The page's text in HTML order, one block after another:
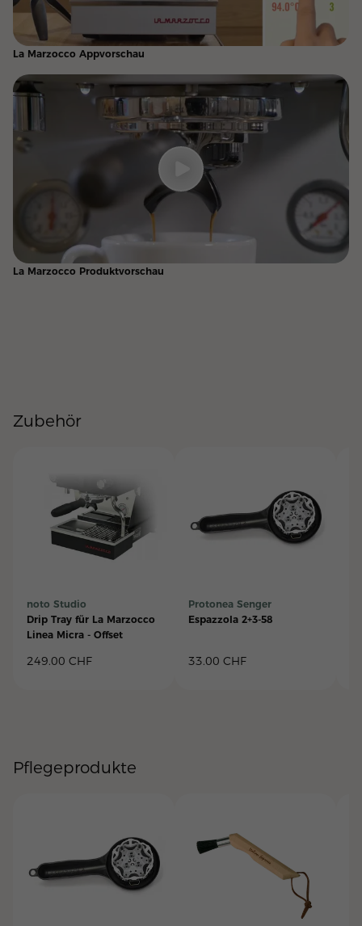
La Marzocco Appvorschau
La Marzocco Produktvorschau
Zubehör
noto Studio
Drip Tray für La Marzocco
Linea Micra - Offset
249.00 CHF
Protonea Senger
Espazzola 2+3-58
33.00 CHF
Pflegeprodukte